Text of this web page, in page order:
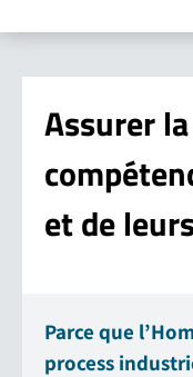
Assurer
et de
Parce que
process